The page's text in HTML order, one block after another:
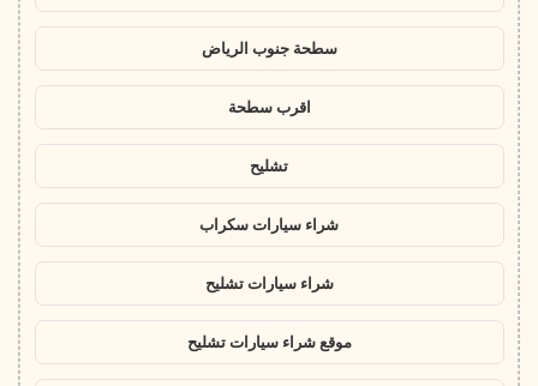
سطحة جنوب الرياض
اقرب سطحة
تشليح
شراء سيارات سكراب
شراء سيارات تشليح
موقع شراء سيارات تشليح